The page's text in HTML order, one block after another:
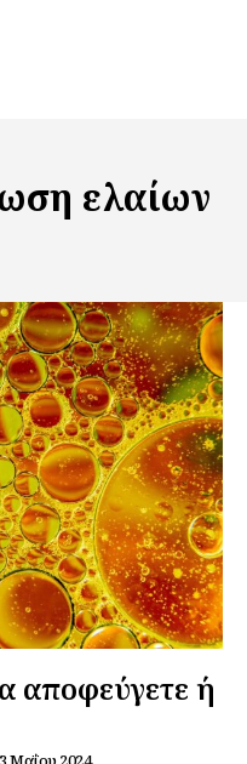
ελαίων
αποφεύγετε ή